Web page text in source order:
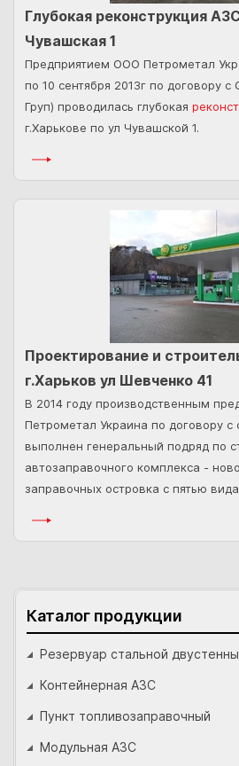
Каталог продукции
Резервуар стальной
Контейнерная АЗС
Пункт топливозаправочный
Модульная АЗС
Глубокая реконструкция
Чувашская 1
Предприятием ООО Петрометал
по 10 сентября 2013г по договору
Груп) проводилась глубокая
г.Харькове по ул Чувашской 1.
Проектирование и
г.Харьков ул Шевченко 41
В 2014 году производственным
Петрометал Украина по договору с
выполнен генеральный подряд по
автозаправочного комплекса -
заправочных островка с пятью